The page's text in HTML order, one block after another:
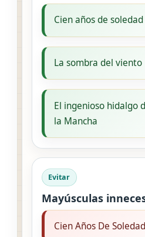
Cien años de soledad
La sombra del viento
El ingenioso hidalgo
la Mancha
Evitar
Mayúsculas
Cien Años De Soledad